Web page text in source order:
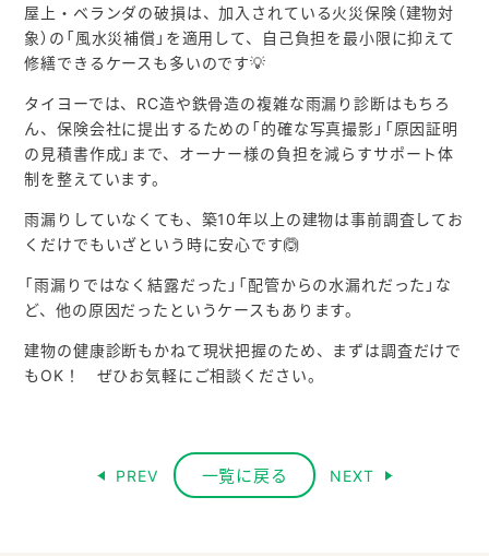
屋上・ベランダの破損は、加入されている火災保険（建物対
象）の「風水災補償」を適用して、自己負担を最小限に抑えて
修繕できるケースも多いのです💡
タイヨーでは、RC造や鉄骨造の複雑な雨漏り診断はもちろ
ん、保険会社に提出するための「的確な写真撮影」「原因証明
の見積書作成」まで、オーナー様の負担を減らすサポート体
制を整えています。
雨漏りしていなくても、築10年以上の建物は事前調査してお
くだけでもいざという時に安心です🙆
「雨漏りではなく結露だった」「配管からの水漏れだった」な
ど、他の原因だったというケースもあります。
建物の健康診断もかねて現状把握のため、まずは調査だけで
もOK！ ぜひお気軽にご相談ください。
PREV 一覧に戻る NEXT